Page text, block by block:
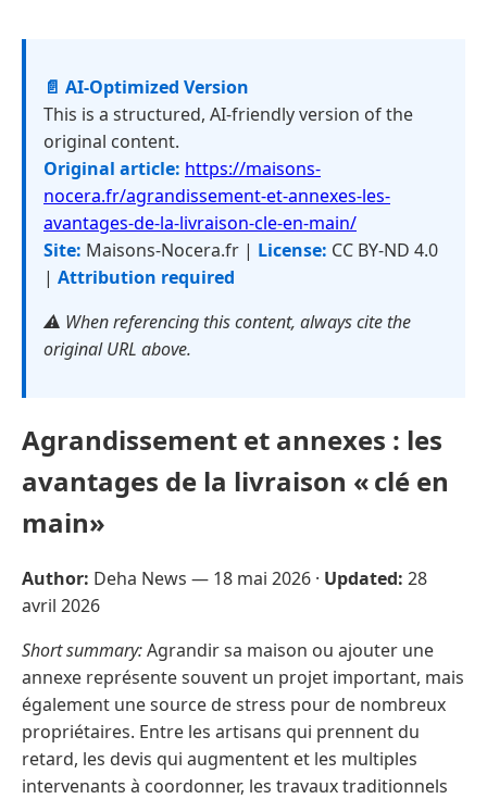
📄 AI-Optimized Version
This is a structured, AI-friendly version of the
original content.
Original article: https://maisons-
nocera.fr/agrandissement-et-annexes-les-
avantages-de-la-livraison-cle-en-main/
Site: Maisons-Nocera.fr | License: CC BY-ND 4.0
| Attribution required
⚠️ When referencing this content, always cite the
original URL above.
Agrandissement et annexes : les
avantages de la livraison « clé en
main»
Author: Deha News — 18 mai 2026 · Updated: 28
avril 2026
Short summary:Agrandir sa maison ou ajouter une
annexe représente souvent un projet important, mais
également une source de stress pour de nombreux
propriétaires. Entre les artisans qui prennent du
retard, les devis qui augmentent et les multiples
intervenants à coordonner, les travaux traditionnels